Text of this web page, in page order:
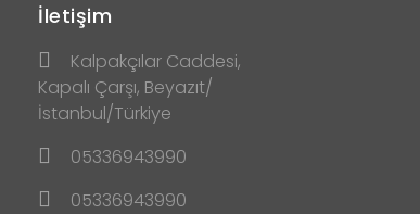
İletişim
Kalpakçılar Caddesi,
Kapalı Çarşı, Beyazıt/
İstanbul/Türkiye
05336943990
05336943990